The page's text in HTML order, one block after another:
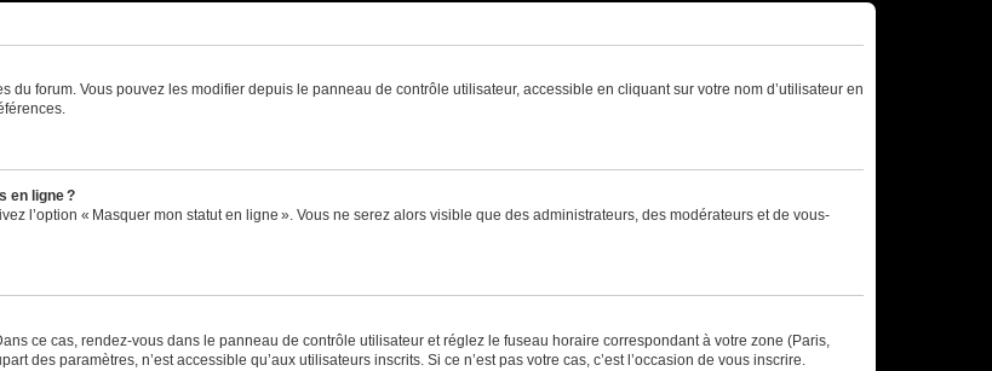
forum. Vous pouvez les modifier depuis le panneau de contrôle utilisateur, accessible en cliquant sur votre nom d’utilisateur en
en ligne ?
l’option « Masquer mon statut en ligne ». Vous ne serez alors visible que des administrateurs, des modérateurs et de vous-
ce cas, rendez-vous dans le panneau de contrôle utilisateur et réglez le fuseau horaire correspondant à votre zone (Paris,
des paramètres, n’est accessible qu’aux utilisateurs inscrits. Si ce n’est pas votre cas, c’est l’occasion de vous inscrire.